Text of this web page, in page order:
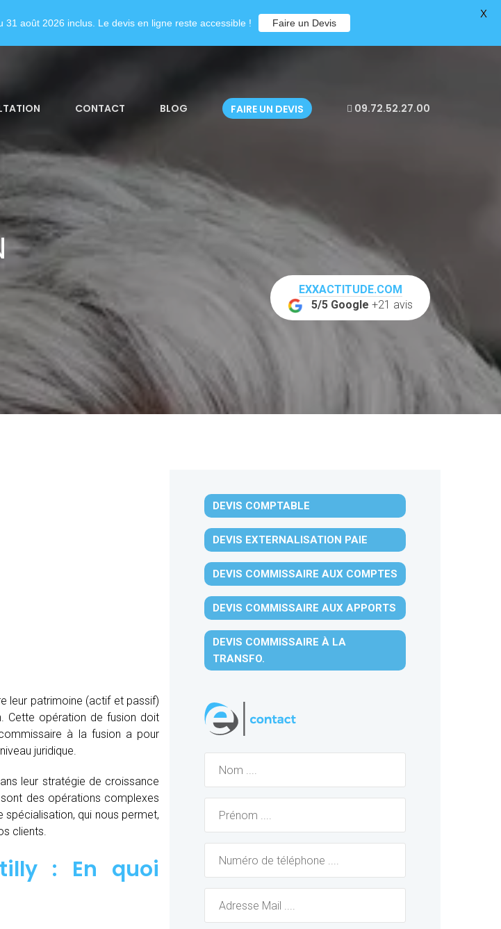
CONTACT BLOG FAIRE UN DEVIS 09.72.52.27.00
EXXACTITUDE.COM
5/5 Google +21 avis
leur patrimoine (actif et passif)
Cette opération de fusion doit
à la fusion a pour
juridique.
leur stratégie de croissance
des opérations complexes
spécialisation, qui nous permet,
clients.
: En quoi
DEVIS COMPTABLE
DEVIS EXTERNALISATION PAIE
DEVIS COMMISSAIRE AUX COMPTES
DEVIS COMMISSAIRE AUX APPORTS
DEVIS COMMISSAIRE À LA
TRANSFO.
août 2026 inclus. Le devis en ligne reste accessible ! Faire un Devis
X